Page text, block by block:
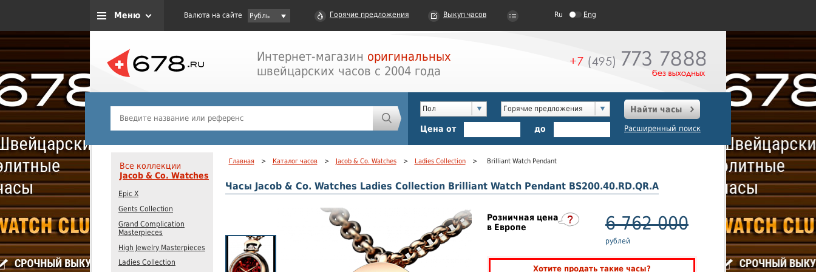
Меню Валюта на сайте Рубль Горячие предложения Выкуп часов Ru Eng
Интернет-магазин оригинальных
швейцарских часов с 2004 года
Пол Горячие предложения
Найти часы
Цена от
до Расширенный поиск
Все коллекции
Jacob & Co. Watches
Epic X
Gents Collection
Grand Complication
Masterpieces
High Jewelry Masterpieces
Ladies Collection
Главная > Каталог часов > Jacob & Co. Watches > Ladies Collection > Brilliant Watch Pendant
Часы Jacob & Co. Watches Ladies Collection Brilliant Watch Pendant BS200.40.RD.QR.A
Розничная цена
в Европе
6 762 000
рублей
Хотите продать такие часы?